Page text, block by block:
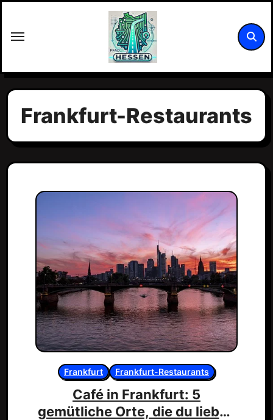
springen
Frankfurt-Restaurants
Frankfurt Frankfurt-Restaurants
Café in Frankfurt: 5
gemütliche Orte, die du lieben